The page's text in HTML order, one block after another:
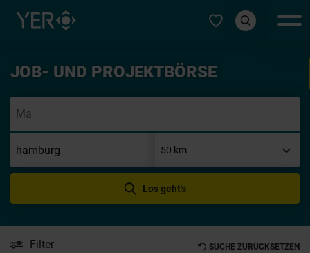
Typ auswählen
JOB- UND PROJEKTBÖRSE
Los geht's
Filter SUCHE ZURÜCKSETZEN